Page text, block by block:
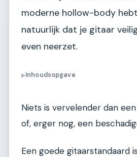
moderne hollow-body
natuurlijk dat je gitaar
even neerzet.
▶Inhoudsopgave
Niets is vervelender dan
of, erger nog, een
Een goede gitaarstandaard